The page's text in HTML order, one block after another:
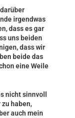
irgendwas
dass es gar
uns beiden
dass wir
beide das
eine Weile
nicht sinnvoll
haben,
auch mein